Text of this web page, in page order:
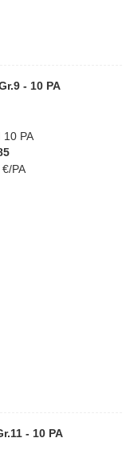
- 10 PA
10 PA
PA
- 10 PA